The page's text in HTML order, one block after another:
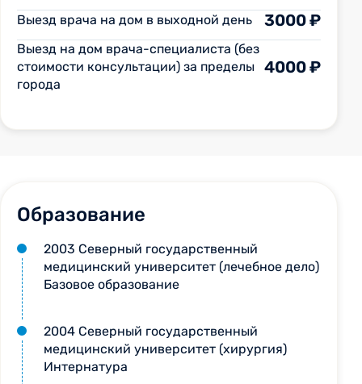
Выезд врача на дом в выходной день 3000 ₽
Выезд на дом врача-специалиста (без
стоимости консультации) за пределы
города
4000 ₽
Образование
2003 Северный государственный
медицинский университет (лечебное дело)
Базовое образование
2004 Северный государственный
медицинский университет (хирургия)
Интернатура